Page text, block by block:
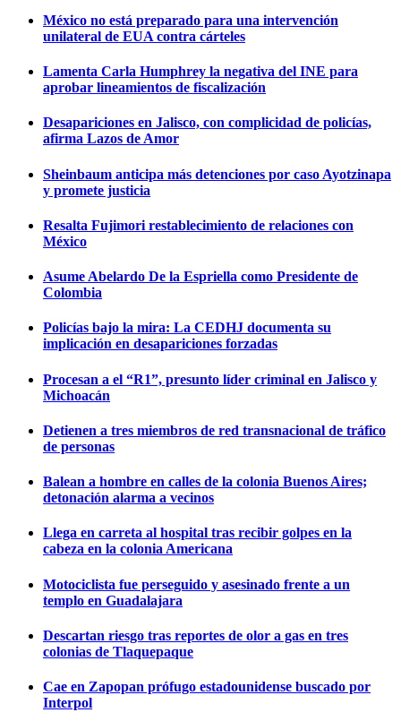
México no está preparado para una intervención
unilateral de EUA contra cárteles
Lamenta Carla Humphrey la negativa del INE para
aprobar lineamientos de fiscalización
Desapariciones en Jalisco, con complicidad de policías,
afirma Lazos de Amor
Sheinbaum anticipa más detenciones por caso Ayotzinapa
y promete justicia
Resalta Fujimori restablecimiento de relaciones con
México
Asume Abelardo De la Espriella como Presidente de
Colombia
Policías bajo la mira: La CEDHJ documenta su
implicación en desapariciones forzadas
Procesan a el “R1”, presunto líder criminal en Jalisco y
Michoacán
Detienen a tres miembros de red transnacional de tráfico
de personas
Balean a hombre en calles de la colonia Buenos Aires;
detonación alarma a vecinos
Llega en carreta al hospital tras recibir golpes en la
cabeza en la colonia Americana
Motociclista fue perseguido y asesinado frente a un
templo en Guadalajara
Descartan riesgo tras reportes de olor a gas en tres
colonias de Tlaquepaque
Cae en Zapopan prófugo estadounidense buscado por
Interpol